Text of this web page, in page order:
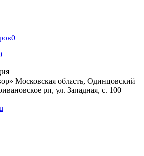
0
Московская область, Одинцовский
рп, ул. Западная, с. 100